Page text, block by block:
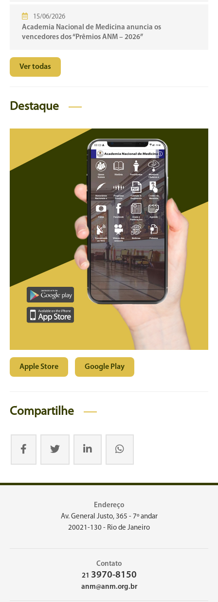
15/06/2026
Academia Nacional de Medicina anuncia os
vencedores dos “Prêmios ANM – 2026”
Ver todas
Destaque
Apple Store Google Play
Compartilhe
Endereço
Av. General Justo, 365 - 7º andar
20021-130 - Rio de Janeiro
Contato
21 3970-8150
anm@anm.org.br